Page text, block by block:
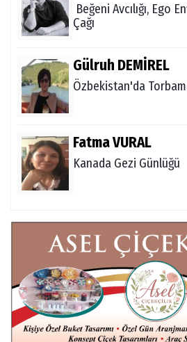
Beğeni Avcılığı, Ego
Çağı
Gülruh DEMİREL
Özbekistan'da
Fatma VURAL
Kanada Gezi Günlüğü
Mert AKAR
Röportaj Serisi-46:
Atalay (Psikanaliz)
Hüseyin TUNÇAY
Gökçeada Gezimiz-IV